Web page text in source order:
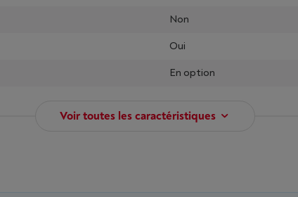
Non
Oui
En option
Voir toutes les caractéristiques